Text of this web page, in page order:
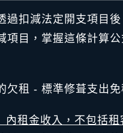
過扣減法定開支項目
項目，掌握這條計算
欠租 - 標準修葺支出
租金收入，不包括